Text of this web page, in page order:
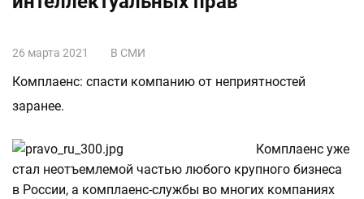
26 марта 2021 В СМИ
Комплаенс: спасти компанию от неприятностей
заранее.
Комплаенс уже
стал неотъемлемой частью любого крупного бизнеса
в России, а комплаенс-службы во многих компаниях